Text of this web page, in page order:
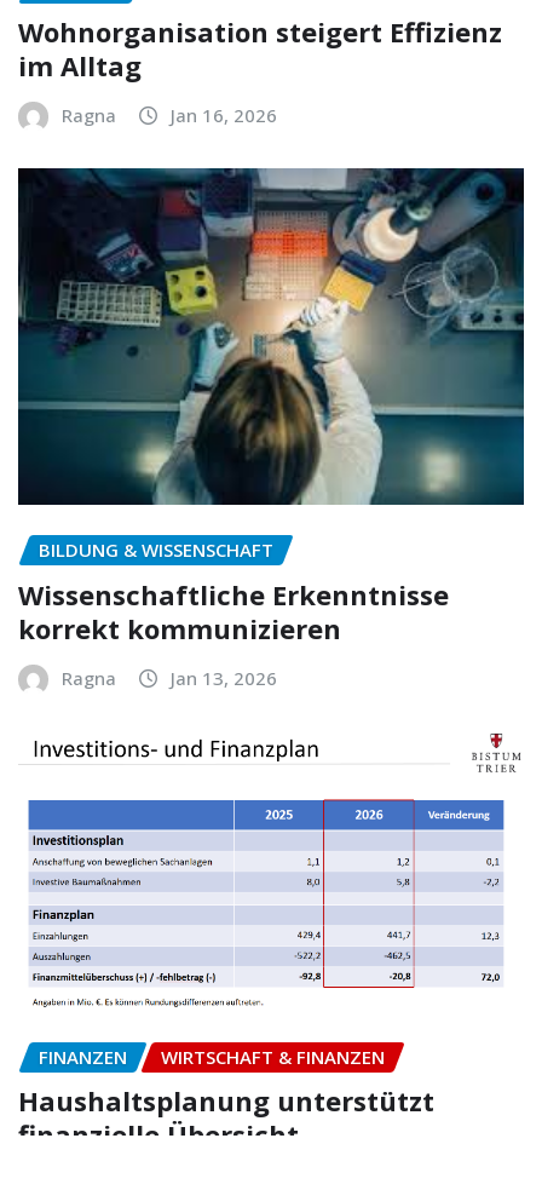
Wohnorganisation steigert Effizienz
im Alltag
Ragna Jan 16, 2026
BILDUNG & WISSENSCHAFT
Wissenschaftliche Erkenntnisse
korrekt kommunizieren
Ragna Jan 13, 2026
FINANZEN WIRTSCHAFT & FINANZEN
Haushaltsplanung unterstützt
finanzielle Übersicht